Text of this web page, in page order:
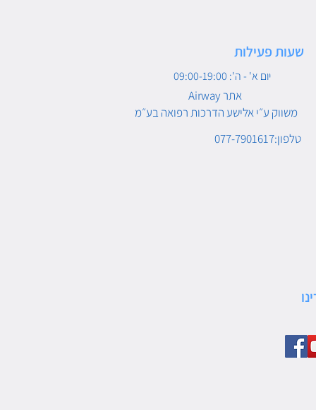
שעות פעילות
יום א' - ה': 09:00-19:00
Airway אתר
משווק ע״י אלישע הדרכות רפואה בע״מ
טלפון:077-7901617